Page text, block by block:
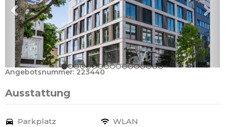
Angebotsnummer: 223440
Ausstattung
Parkplatz WLAN